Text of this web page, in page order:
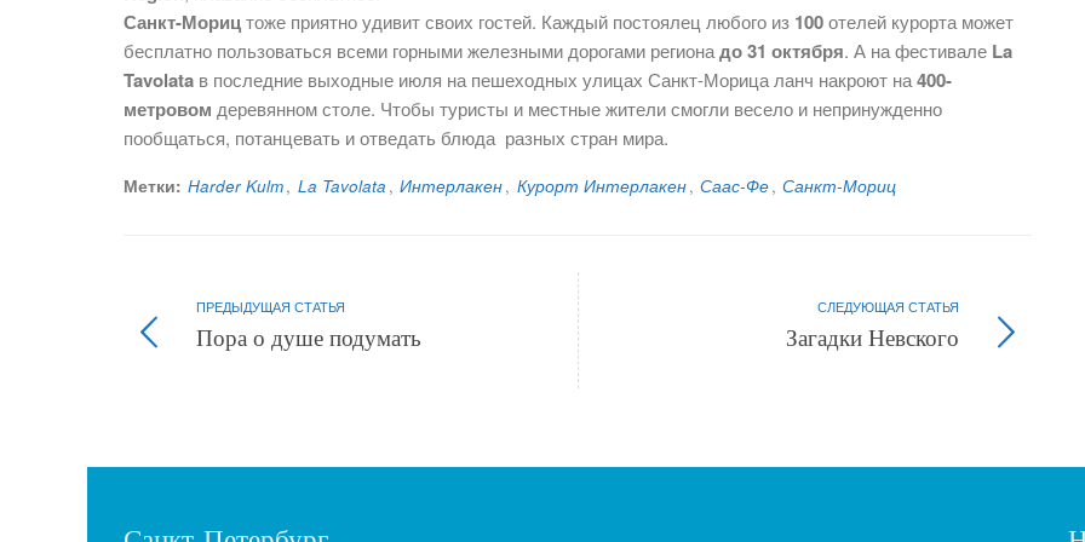
Санкт-Морицтоже приятно удивит своих гостей. Каждый постоялец любого из 100отелей курорта может
бесплатно пользоваться всеми горными железными дорогами регионадо 31 октября. А на фестивале La
Tavolata в последние выходные июля на пешеходных улицах Санкт-Морица ланч накроют на400-
метровом деревянном столе. Чтобы туристы и местные жители смогли весело и непринужденно
пообщаться, потанцевать и отведать блюда разных стран мира.
Метки: Harder Kulm, La Tavolata , Интерлакен, Курорт Интерлакен, Саас-Фе, Санкт-Мориц
ПРЕДЫДУЩАЯ СТАТЬЯ
Пора о душе подумать
СЛЕДУЮЩАЯ СТАТЬЯ
Загадки Невского